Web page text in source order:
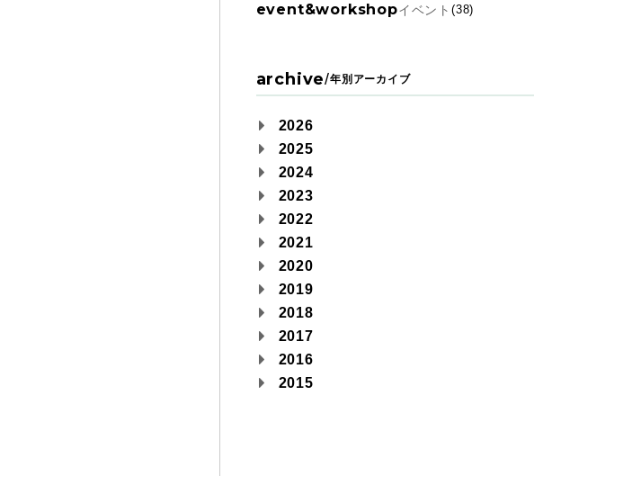
event&workshopイベント (38)
archive/年別アーカイブ
2026
2025
2024
2023
2022
2021
2020
2019
2018
2017
2016
2015